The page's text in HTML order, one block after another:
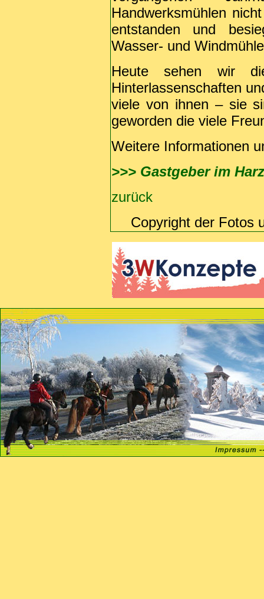
Handwerksmühlen
entstanden und
Wasser- und
Heute sehen wir
Hinterlassenschaften
viele von ihnen – sie
geworden die viele
Weitere Informationen
>>> Gastgeber im Harz
zurück
Copyright der Fotos